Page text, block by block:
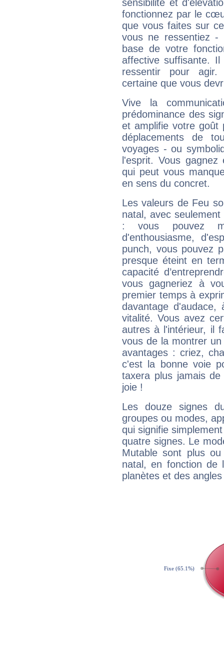
sensibilité et
fonctionnez par le
que vous faites sur
vous ne ressentiez
base de votre
affective suffisante.
ressentir pour agir.
certaine que vous
Vive la
prédominance des
et amplifie votre goût
déplacements de
voyages - ou
l'esprit. Vous
qui peut vous
en sens du concret.
Les valeurs de Feu
natal, avec
: vous pouvez
d'enthousiasme,
punch, vous pouvez
presque éteint en
capacité
vous gagneriez à
premier temps à
davantage
vitalité. Vous avez
autres à l'intérieur, il
vous de la montrer
avantages : criez,
c'est la bonne voie
taxera plus jamais
joie !
Les douze signes
groupes ou modes,
qui signifie
quatre signes. Le
Mutable sont plus
natal, en fonction de
planètes et des